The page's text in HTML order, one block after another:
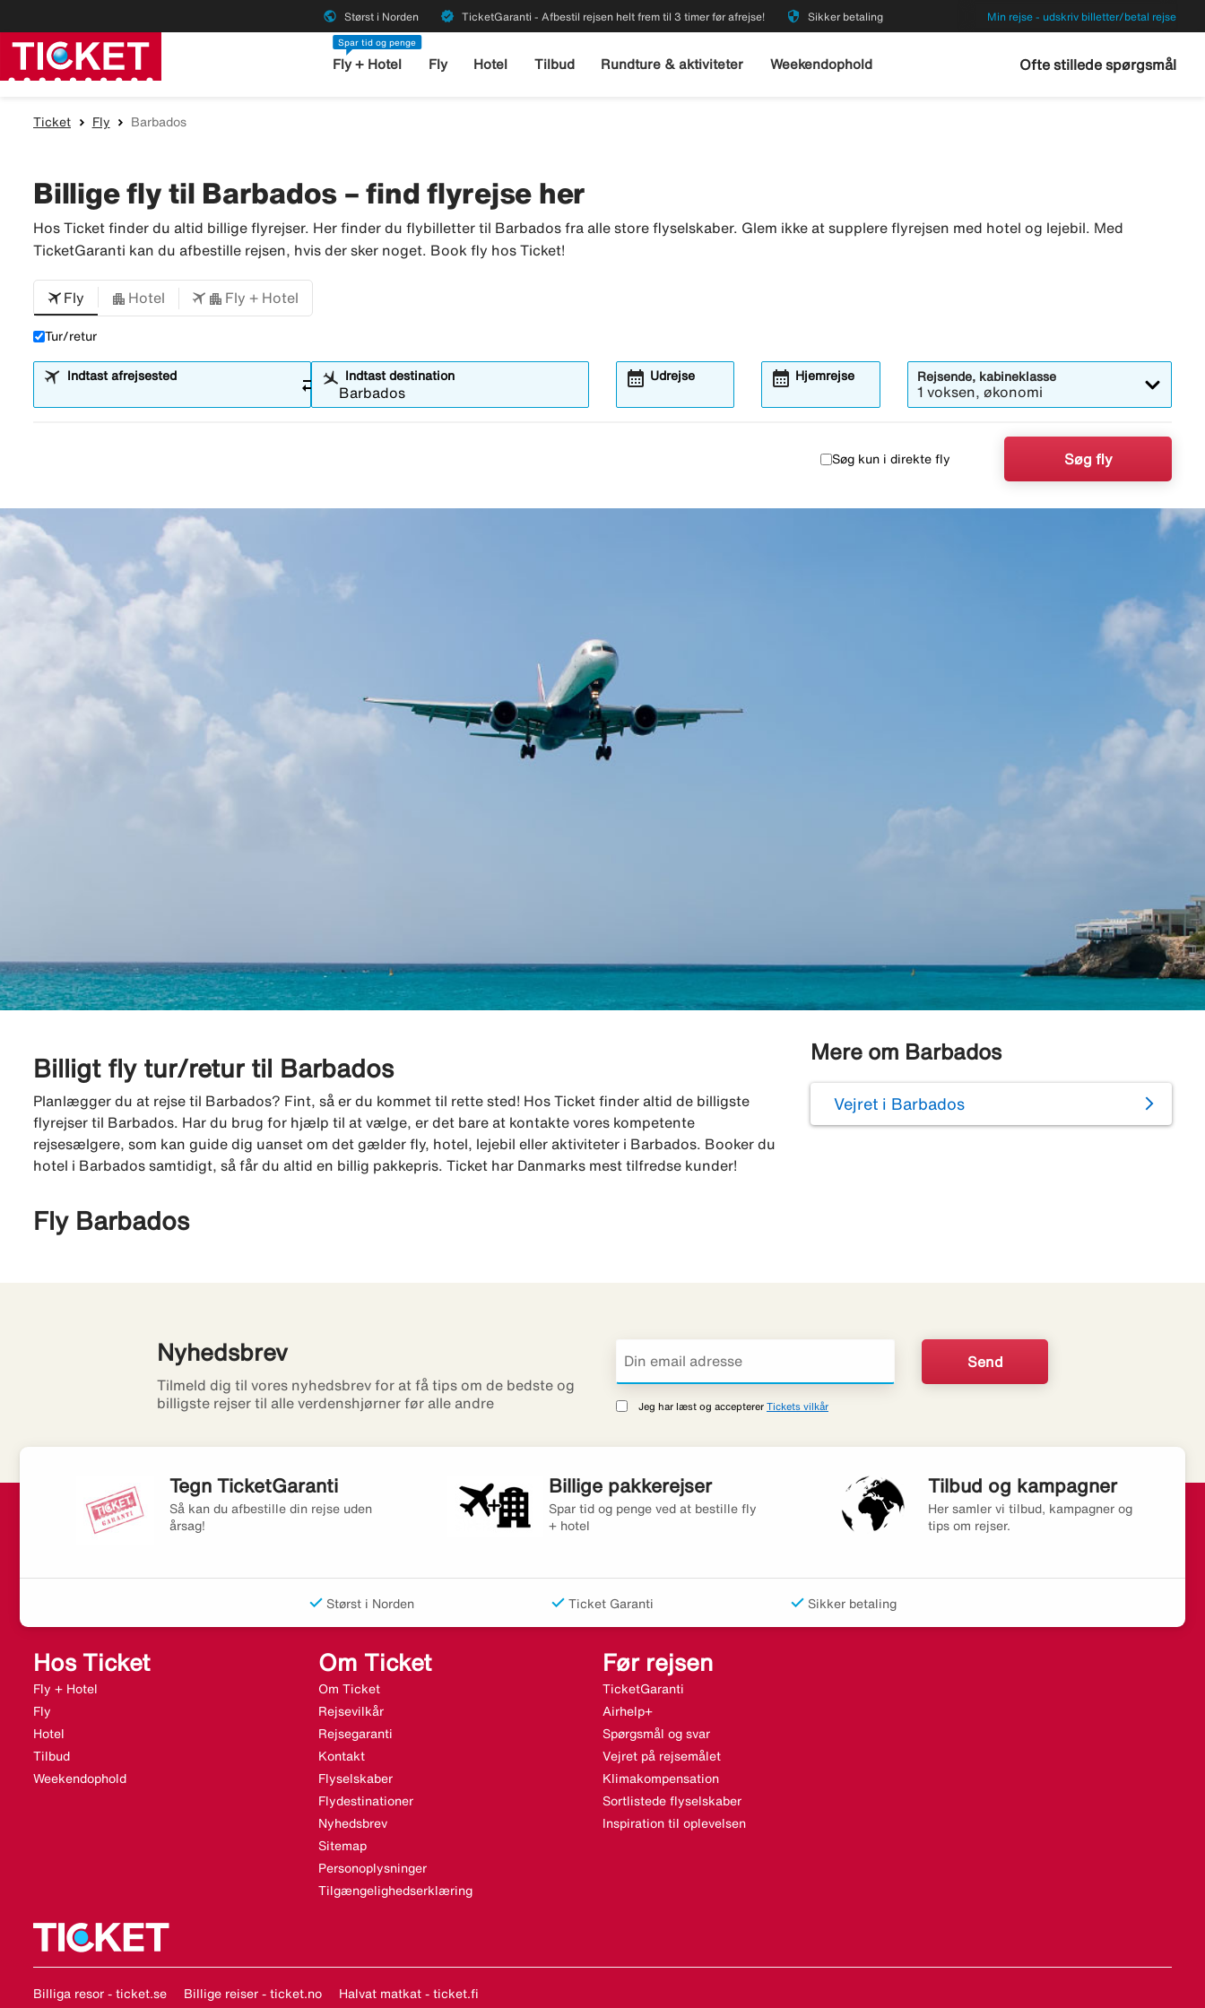
public Størst i Norden verified TicketGaranti - Afbestil rejsen helt frem til 3 timer før afrejse! security Sikker betaling Min rejse - udskriv billetter/betal rejse
Spar tid og penge
Fly + Hotel Fly Hotel Tilbud Rundture & aktiviteter Weekendophold Ofte stillede spørgsmål
Ticket Fly Barbados
Billige fly til Barbados – find flyrejse her
Hos Ticket finder du altid billige flyrejser. Her finder du flybilletter til Barbados fra alle store flyselskaber. Glem ikke at supplere flyrejsen med hotel og lejebil. Med
TicketGaranti kan du afbestille rejsen, hvis der sker noget. Book fly hos Ticket!
Fly Hotel Fly + Hotel
Tur/retur
Indtast afrejsested sync_alt Indtast destination Udrejse
calendar_month Hjemrejse
calendar_month Rejsende, kabineklasse
1 voksen, økonomi
Søg kun i direkte fly Søg fly
Billigt fly tur/retur til Barbados
Planlægger du at rejse til Barbados? Fint, så er du kommet til rette sted! Hos Ticket finder altid de billigste
flyrejser til Barbados. Har du brug for hjælp til at vælge, er det bare at kontakte vores kompetente
rejsesælgere, som kan guide dig uanset om det gælder fly, hotel, lejebil eller aktiviteter i Barbados. Booker du
hotel i Barbados samtidigt, så får du altid en billig pakkepris. Ticket har Danmarks mest tilfredse kunder!
Mere om Barbados
Vejret i Barbados
Fly Barbados
Nyhedsbrev
Tilmeld dig til vores nyhedsbrev for at få tips om de bedste og
billigste rejser til alle verdenshjørner før alle andre
Jeg har læst og accepterer Tickets vilkår
Tegn TicketGaranti
Så kan du afbestille din rejse uden
årsag!
Billige pakkerejser
Spar tid og penge ved at bestille fly
+ hotel
Tilbud og kampagner
Her samler vi tilbud, kampagner og
tips om rejser.
Størst i Norden Ticket Garanti Sikker betaling
Hos Ticket
Fly + Hotel
Fly
Hotel
Tilbud
Weekendophold
Om Ticket
Om Ticket
Rejsevilkår
Rejsegaranti
Kontakt
Flyselskaber
Flydestinationer
Nyhedsbrev
Sitemap
Personoplysninger
Tilgængelighedserklæring
Før rejsen
TicketGaranti
Airhelp+
Spørgsmål og svar
Vejret på rejsemålet
Klimakompensation
Sortlistede flyselskaber
Inspiration til oplevelsen
Billiga resor - ticket.se Billige reiser - ticket.no Halvat matkat - ticket.fi